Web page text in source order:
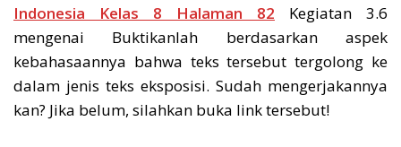
Indonesia Kelas 8 Halaman 82 Kegiatan 3.6
mengenai Buktikanlah berdasarkan aspek
kebahasaannya bahwa teks tersebut tergolong ke
dalam jenis teks eksposisi. Sudah mengerjakannya
kan? Jika belum, silahkan buka link tersebut!